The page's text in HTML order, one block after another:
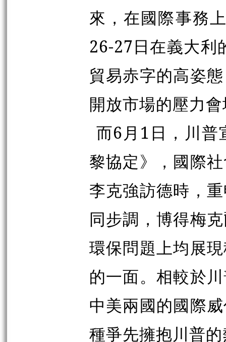
來，在國際事務
26-27日在義大利
貿易赤字的高姿
開放市場的壓力
而6月1日，川普
黎協定》，國際
李克強訪德時，
同步調，博得梅
環保問題上均展
的一面。相較於
中美兩國的國際
種爭先擁抱川普